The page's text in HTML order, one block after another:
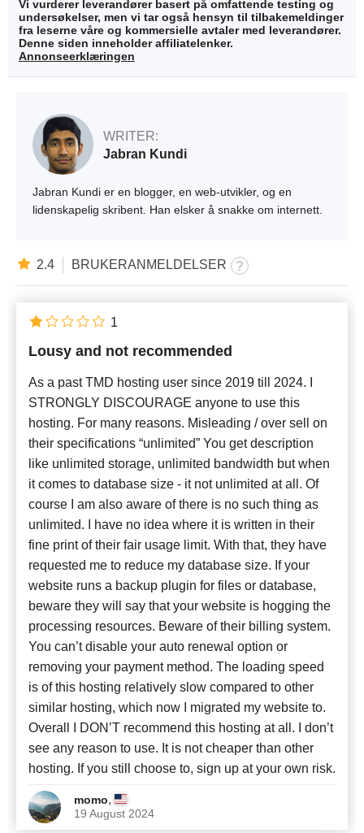
Vi vurderer leverandører basert på omfattende testing og
undersøkelser, men vi tar også hensyn til tilbakemeldinger
fra leserne våre og kommersielle avtaler med leverandører.
Denne siden inneholder affiliatelenker.
Annonseerklæringen
WRITER:
Jabran Kundi
Jabran Kundi er en blogger, en web-utvikler, og en
lidenskapelig skribent. Han elsker å snakke om internett.
2.4 BRUKERANMELDELSER
Lousy and not recommended
As a past TMD hosting user since 2019 till 2024. I
STRONGLY DISCOURAGE anyone to use this
hosting. For many reasons. Misleading / over sell on
their specifications “unlimited” You get description
like unlimited storage, unlimited bandwidth but when
it comes to database size - it not unlimited at all. Of
course I am also aware of there is no such thing as
unlimited. I have no idea where it is written in their
fine print of their fair usage limit. With that, they have
requested me to reduce my database size. If your
website runs a backup plugin for files or database,
beware they will say that your website is hogging the
processing resources. Beware of their billing system.
You can’t disable your auto renewal option or
removing your payment method. The loading speed
is of this hosting relatively slow compared to other
similar hosting, which now I migrated my website to.
Overall I DON’T recommend this hosting at all. I don’t
see any reason to use. It is not cheaper than other
hosting. If you still choose to, sign up at your own risk.
momo,
19 August 2024
1